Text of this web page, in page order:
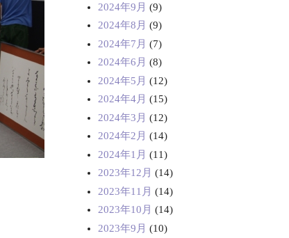
2024年9月 (9)
2024年8月 (9)
2024年7月 (7)
2024年6月 (8)
2024年5月 (12)
2024年4月 (15)
2024年3月 (12)
2024年2月 (14)
2024年1月 (11)
2023年12月 (14)
2023年11月 (14)
2023年10月 (14)
2023年9月 (10)